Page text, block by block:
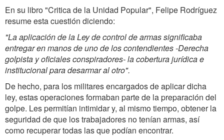
En su libro "Critica de la Unidad Popular", Felipe Rodríguez
resume esta cuestión diciendo:
"La aplicación de la Ley de control de armas significaba
entregar en manos de uno de los contendientes -Derecha
golpista y oficiales conspiradores- la cobertura jurídica e
institucional para desarmar al otro".
De hecho, para los militares encargados de aplicar dicha
ley, estas operaciones formaban parte de la preparación del
golpe. Les permitían intimidar y, al mismo tiempo, obtener la
seguridad de que los trabajadores no tenían armas, así
como recuperar todas las que podían encontrar.